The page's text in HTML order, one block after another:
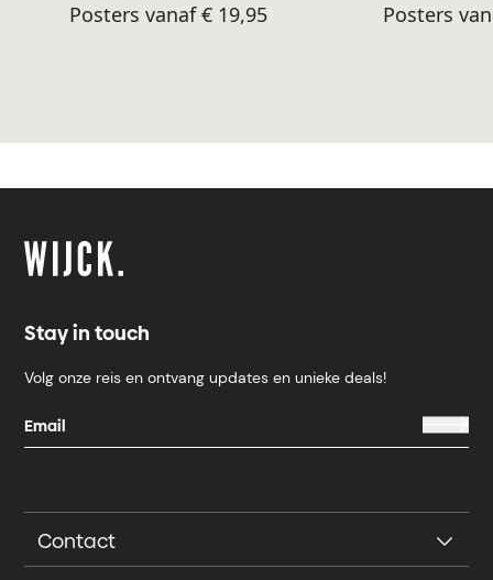
Posters vanaf € 19,95 Posters
Stay in touch
Volg onze reis en ontvang updates en unieke deals!
Contact